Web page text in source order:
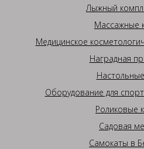
Лыжный
Массажные
Медицинское
Наградная
Оборудование для
Роликовые
Садовая
Самокаты в